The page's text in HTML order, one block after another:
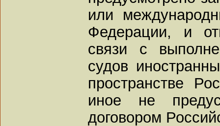
или
Федерации, и
связи с
судов
пространстве
иное не
договором